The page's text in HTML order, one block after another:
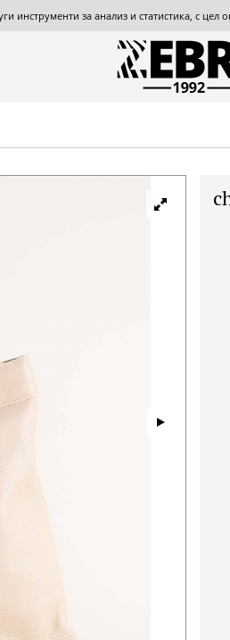
инструменти за анализ и статистика, с